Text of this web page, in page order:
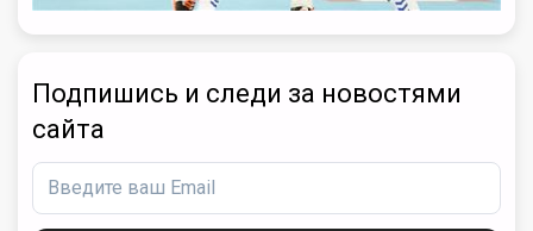
Подпишись и следи за новостями
сайта